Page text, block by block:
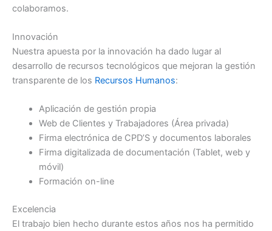
colaboramos.
Innovación
Nuestra apuesta por la innovación ha dado lugar al
desarrollo de recursos tecnológicos que mejoran la gestión
transparente de los Recursos Humanos:
Aplicación de gestión propia
Web de Clientes y Trabajadores (Área privada)
Firma electrónica de CPD’S y documentos laborales
Firma digitalizada de documentación (Tablet, web y
móvil)
Formación on-line
Excelencia
El trabajo bien hecho durante estos años nos ha permitido